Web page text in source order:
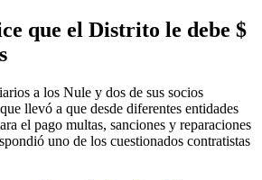
que el Distrito le debe $
a los Nule y dos de sus socios
llevó a que desde diferentes entidades
el pago multas, sanciones y reparaciones
uno de los cuestionados contratistas